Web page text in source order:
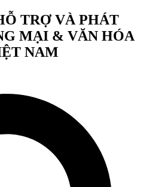
TRỢ VÀ PHÁT
MẠI & VĂN HÓA
NAM